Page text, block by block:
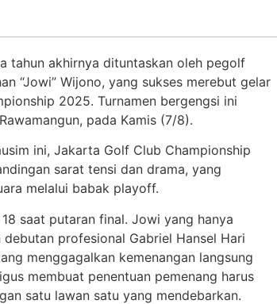
tahun akhirnya dituntaskan oleh pegolf
“Jowi” Wijono, yang sukses merebut gelar
2025. Turnamen bergengsi ini
pada Kamis (7/8).
ini, Jakarta Golf Club Championship
sarat tensi dan drama, yang
melalui babak playoff.
saat putaran final. Jowi yang hanya
profesional Gabriel Hansel Hari
menggagalkan kemenangan langsung
membuat penentuan pemenang harus
satu lawan satu yang mendebarkan.